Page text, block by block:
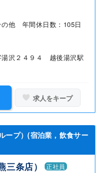
他 年間休日数：105日
湯沢２４９４ 越後湯沢駅
求人をキープ
プ）(宿泊業，飲食サー
条店）
正社員